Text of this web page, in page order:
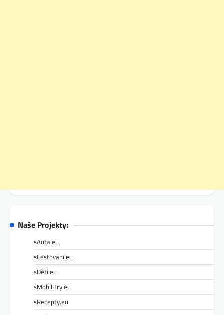
Naše Projekty:
sAuta.eu
sCestování.eu
sDěti.eu
sMobilHry.eu
sRecepty.eu